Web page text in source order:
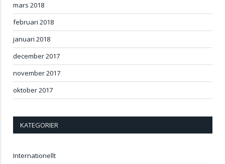
mars 2018
februari 2018
januari 2018
december 2017
november 2017
oktober 2017
KATEGORIER
Internationellt